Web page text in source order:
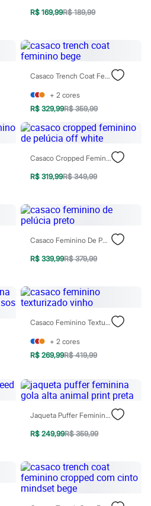
R$ 169,99R$ 189,99
Casaco Trench Coat Feminino Bege
+ 2 cores
R$ 329,99R$ 359,99
Casaco Cropped Feminino De Pelúcia Off White
R$ 319,99R$ 349,99
Casaco Feminino De Pelúcia Preto
R$ 339,99R$ 379,99
Casaco Feminino Texturizado Vinho
+ 2 cores
R$ 269,99R$ 419,99
Jaqueta Puffer Feminina Gola Alta Animal Print Preta
R$ 249,99R$ 359,99